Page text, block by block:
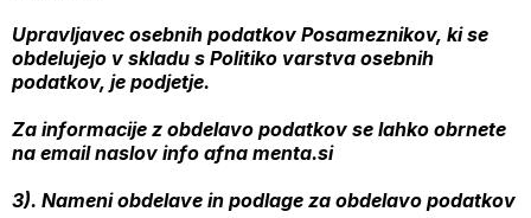
Upravljavec osebnih podatkov Posameznikov, ki se
obdelujejo v skladu s Politiko varstva osebnih
podatkov, je podjetje.
Za informacije z obdelavo podatkov se lahko obrnete
na email naslov info afna menta.si
3). Nameni obdelave in podlage za obdelavo podatkov